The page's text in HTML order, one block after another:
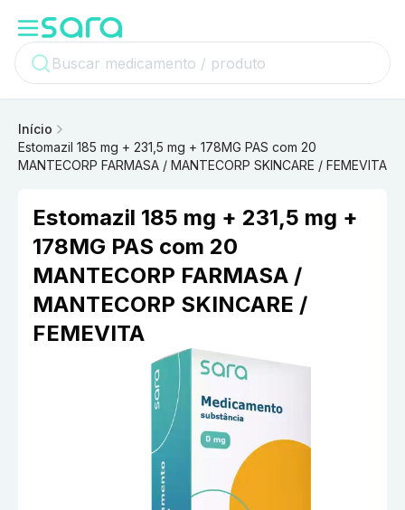
Início
Estomazil 185 mg + 231,5 mg + 178MG PAS com 20
MANTECORP FARMASA / MANTECORP SKINCARE / FEMEVITA
Estomazil 185 mg + 231,5 mg +
178MG PAS com 20
MANTECORP FARMASA /
MANTECORP SKINCARE /
FEMEVITA